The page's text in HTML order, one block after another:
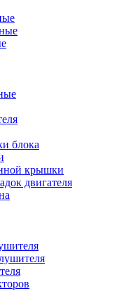
блока
крышки
двигателя